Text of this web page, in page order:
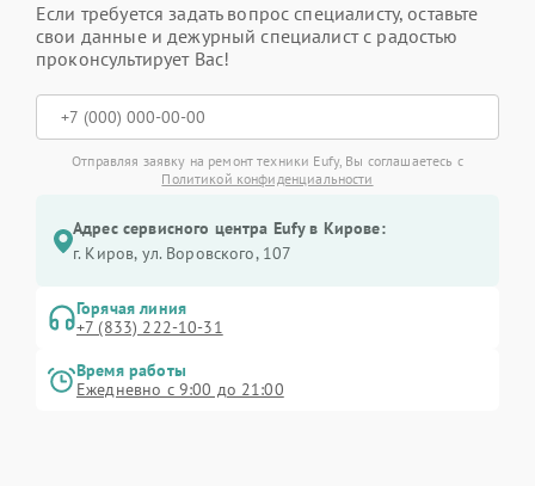
Если требуется задать вопрос специалисту, оставьте
свои данные и дежурный специалист с радостью
проконсультирует Вас!
Отправляя заявку на ремонт техники Eufy, Вы соглашаетесь с
Политикой конфиденциальности
Адрес сервисного центра Eufy в Кирове:
г. Киров, ул. Воровского, 107
Горячая линия
+7 (833) 222-10-31
Время работы
Ежедневно с 9:00 до 21:00